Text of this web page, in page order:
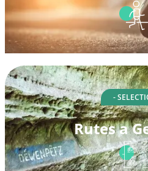
-
Rutes a